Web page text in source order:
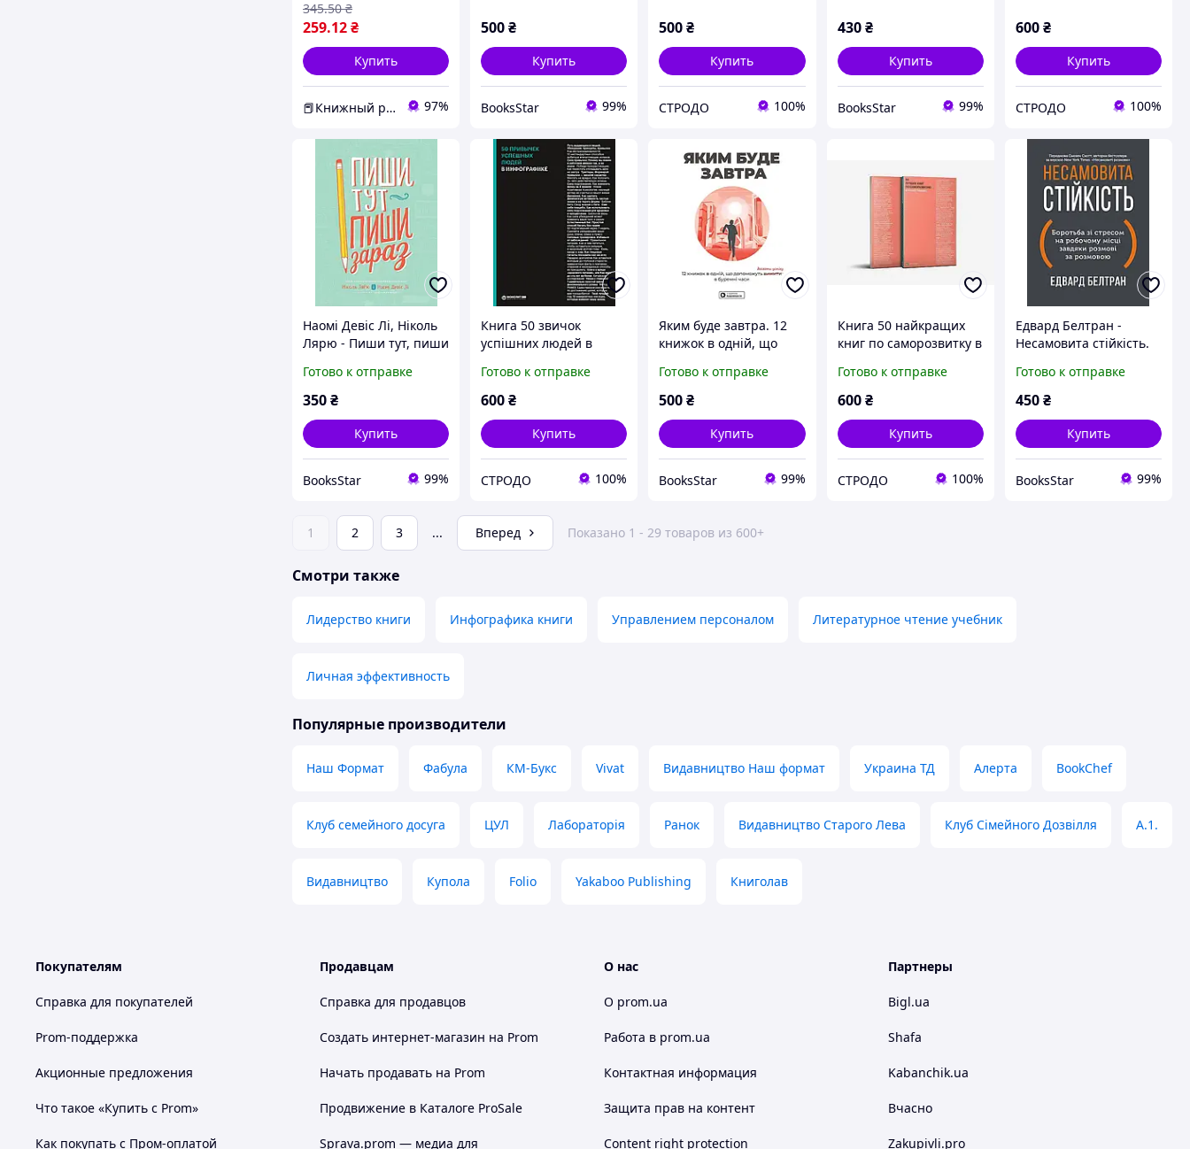
259.12₴
345.50 ₴
Купить
📕Книжный ряд 97%
500₴
Купить
BooksStar 99%
(Моноліт)
500₴
Купить
СТРОДО 100%
430 ₴
Купить
BooksStar 99%
600₴
Купить
СТРОДО 100%
Наомі Девіс Лі, Ніколь
Лярю - Пиши тут, пиши
Готово к отправке
350₴
Купить
BooksStar 99%
Книга 50 звичок
успішних людей в
(рос.)
Готово к отправке
600₴
Купить
СТРОДО 100%
Яким буде завтра. 12
книжок в одній, що
успіху в буремні часи.
Збірник самарі +
Готово к отправке
500₴
Купить
BooksStar 99%
Книга 50 найкращих
книг по саморозвитку в
(рос.)
Готово к отправке
600 ₴
Купить
СТРОДО 100%
Едвард Белтран -
Несамовита стійкість.
робочому місці завдяки
розмові за розмовою
Готово к отправке
450₴
Купить
BooksStar 99%
1 2 3 ... Вперед Показано 1 - 29 товаров из 600+
Смотри также
Лидерство книги Инфографика книги Управлением персоналом Литературное чтение учебник
Личная эффективность
Популярные производители
Наш Формат Фабула КМ-Букс Vivat Видавництво Наш формат Украина ТД Алерта BookChef
Клуб семейного досуга ЦУЛ Лабораторія Ранок Видавництво Старого Лева Клуб Сімейного Дозвілля A.1.
Видавництво Купола Folio Yakaboo Publishing Книголав
Покупателям
Справка для покупателей
Prom-поддержка
Акционные предложения
Что такое «Купить с Prom»
Как покупать с Пром-оплатой
Продавцам
Справка для продавцов
Создать интернет-магазин на Prom
Начать продавать на Prom
Продвижение в Каталоге ProSale
Sprava.prom — медиа для
О нас
О prom.ua
Работа в prom.ua
Контактная информация
Защита прав на контент
Content right protection
Партнеры
Bigl.ua
Shafa
Kabanchik.ua
Вчасно
Zakupivli.pro